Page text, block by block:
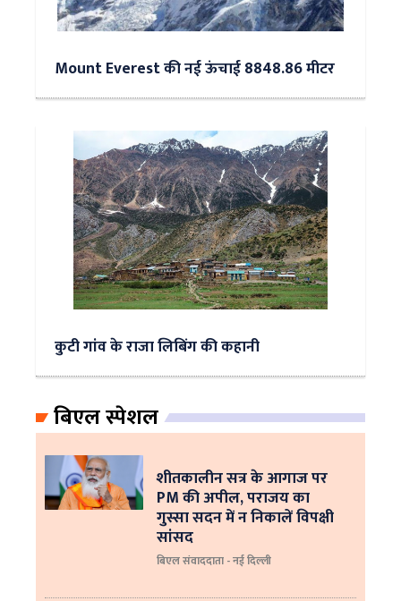
Mount Everest की नई ऊंचाई 8848.86 मीटर
कुटी गांव के राजा लिबिंग की कहानी
बिएल स्पेशल
शीतकालीन सत्र के आगाज पर
PM की अपील, पराजय का
गुस्सा सदन में न निकालें विपक्षी
सांसद
बिएल संवाददाता - नई दिल्ली